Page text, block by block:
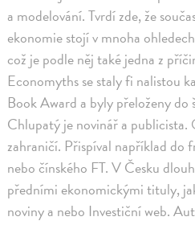
a modelování. Tvrdí zde, že
ekonomie stojí v mnoha
což je podle něj také jedna z
Economyths se staly fi nalistou
Book Award a byly přeloženy do
Chlupatý je novinář a
zahraničí. Přispíval například do
nebo čínského FT. V Česku
předními ekonomickými tituly,
noviny a nebo Investiční web.